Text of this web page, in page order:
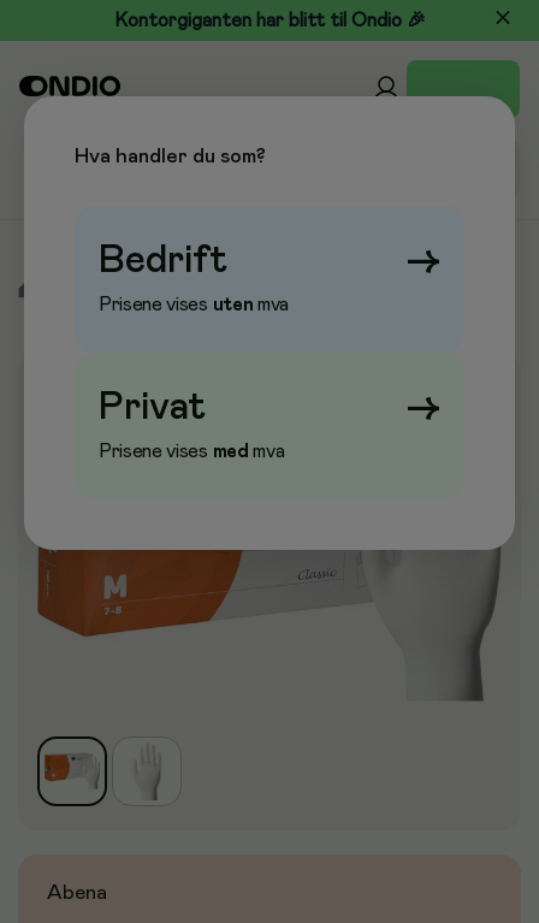
Kontorgiganten har blitt til Ondio 🎉
Abena
Hva handler du som?
Bedrift →
Prisene vises uten mva
Privat →
Prisene vises med mva